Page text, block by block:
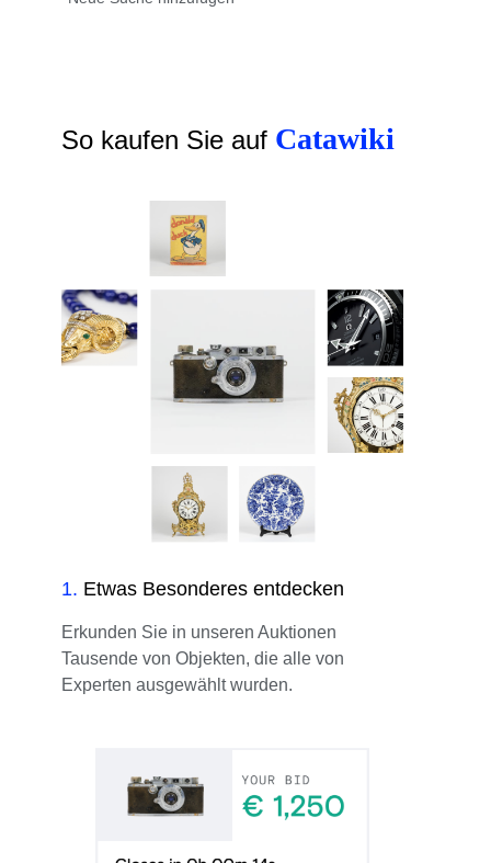
So kaufen Sie auf Catawiki
1. Etwas Besonderes entdecken
Erkunden Sie in unseren Auktionen
Tausende von Objekten, die alle von
Experten ausgewählt wurden.